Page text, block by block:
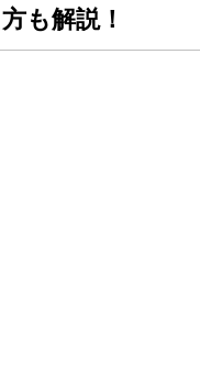
も解説！